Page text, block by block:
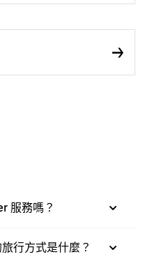
服務嗎？
行方式是什麼？